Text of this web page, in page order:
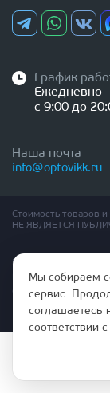
График
Ежедневно
с 9:00 до
Наша почта
info@optovikk.ru
Стоимость товаров и
НЕ ЯВЛЯЕТСЯ
Правила
Политика
Согласие на
Мы собираем
сервис.
соглашаетесь
соответствии с